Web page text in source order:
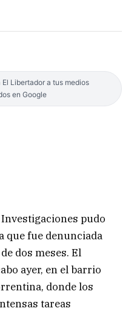
El Libertador a tus medios
en Google
pudo
que fue denunciada
dos meses. El
ayer, en el barrio
donde los
tareas